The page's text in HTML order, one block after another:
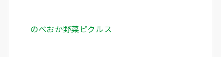
のべおか野菜ピクルス